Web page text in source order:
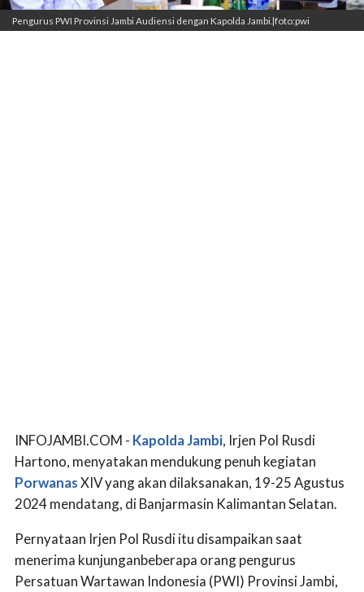
Pengurus PWI Provinsi Jambi Audiensi dengan Kapolda Jambi.|foto:pwi
INFOJAMBI.COM - Kapolda Jambi, Irjen Pol Rusdi
Hartono, menyatakan mendukung penuh kegiatan
PorwanasXIV yang akan dilaksanakan, 19-25 Agustus
2024 mendatang, di Banjarmasin Kalimantan Selatan.
Pernyataan Irjen Pol Rusdi itu disampaikan saat
menerima kunjunganbeberapa orang pengurus
Persatuan Wartawan Indonesia (PWI) Provinsi Jambi,